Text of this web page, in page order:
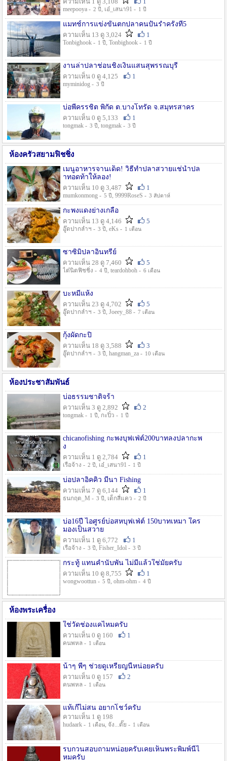
meepooya - 2 ปี , เอ๋_เสนา91 - 1 ปี
แมทช์การแข่งขั้นตกปลาคนปั้นรำครั้งที่5
ความเห็น 13 ดู 3,024
1
Tonbighook - 1 ปี , Tonbighook - 1 ปี
งานล่าปลาช่อนชิงเงินแสนสุพรรณบุรี
ความเห็น 0 ดู 4,125
1
myminidog - 3 ปี
บ่อพี่ครรชิต พิกัด ต.บางโทรัด จ.สมุทรสาคร
ความเห็น 0 ดู 5,133
1
tongmak - 3 ปี , tongmak - 3 ปี
ห้องครัวสยามฟิชชิ่ง
เมนูอาหารจานเด็ด! วิธีทำปลาสวายแช่น้ำปล
าทอดท้าให้ลอง!
ความเห็น 10 ดู 3,487
1
mumkonmong - 5 ปี , 9999RoseS - 3 สัปดาห์
กะพงแดงย่างเกลือ
ความเห็น 13 ดู 4,146
5
อู๊ดปากลำฯ - 3 ปี , eKs - 1 เดือน
ซาซิมิปลาอินทรีย์
ความเห็น 28 ดู 7,460
5
ไต๋นิตฟิชชิ่ง - 4 ปี , teardohboh - 6 เดือน
บะหมี่แห้ง
ความเห็น 23 ดู 4,702
5
อู๊ดปากลำฯ - 3 ปี , Joeey_88 - 7 เดือน
กุ้งผัดกะปิ
ความเห็น 18 ดู 3,588
3
อู๊ดปากลำฯ - 3 ปี , hangman_za - 10 เดือน
ห้องประชาสัมพันธ์
บ่อธรรมชาติจร้า
ความเห็น 3 ดู 2,892
2
tongmak - 1 ปี , กะปิ๋ว - 1 ปี
chicanofishing กะพงบุฟเฟ่ต์200บาทลงปลากะพ
ง
ความเห็น 1 ดู 2,784
1
เรือจ้าง - 2 ปี , เอ๋_เสนา91 - 1 ปี
บ่อปลาอิคคิว มีนา Fishing
ความเห็น 7 ดู 6,144
1
ธนกฤต_M - 3 ปี , เด็กสี่แคว - 2 ปี
บ่อ16ปี ไอศูรย์บ่อสหบุฟเฟ่ต์ 150บาทเหมา ใคร
มองเป็นสวาย
ความเห็น 1 ดู 6,772
1
เรือจ้าง - 3 ปี , Fisher_Idol - 3 ปี
กระทู้ แทนคำนับพัน ไม่มีแล้วใช่มั๊ยครับ
ความเห็น 10 ดู 8,755
1
wongwoottun - 5 ปี , ohm-ohm - 4 ปี
ห้องพระเครื่อง
ใช่วัดช่องแคไหมครับ
ความเห็น 0 ดู 160
1
คนพหล - 1 เดือน
น้าๆ พี่ๆ ช่วยดูเหรียญนี้หน่อยครับ
ความเห็น 0 ดู 157
2
คนพหล - 1 เดือน
แท้เก๊ไม่สน อยากโชว์ครับ
ความเห็น 1 ดู 198
hudaark - 1 เดือน, จัง...ดั๊ย - 1 เดือน
รบกวนสอบถามหน่อยครับเคยเห็นพระพิมพ์นี้ไ
หมครับ